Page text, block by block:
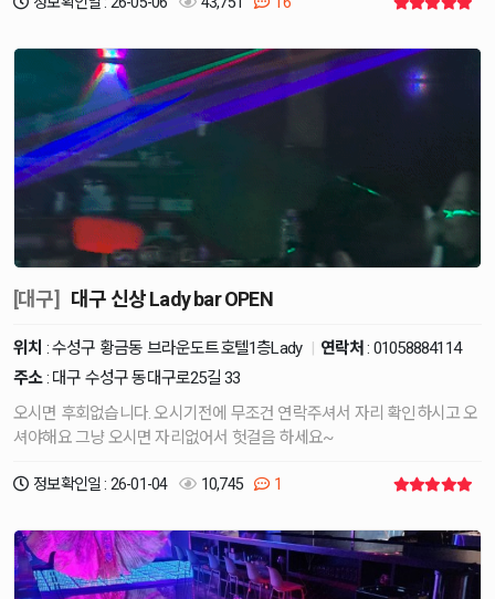
[대구] 대구 신상 Lady bar OPEN
위치 : 수성구 황금동 브라운도트호텔1층Lady | 연락처 : 01058884114
주소: 대구 수성구 동대구로25길 33
오시면 후회없습니다. 오시기전에 무조건 연락주셔서 자리 확인하시고 오
셔야해요 그냥 오시면 자리없어서 헛걸음 하세요~
정보확인일 : 26-01-04 10,745 1